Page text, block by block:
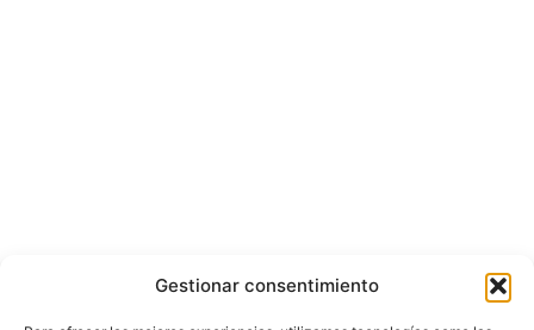
Gestionar consentimiento